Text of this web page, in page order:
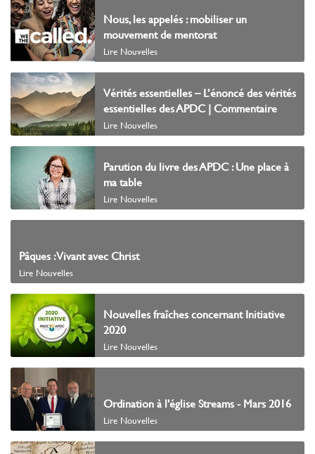
Nous, les appelés : mobiliser un
mouvement de mentorat
Lire Nouvelles
Vérités essentielles – L’énoncé des vérités
essentielles des APDC | Commentaire
Lire Nouvelles
Parution du livre des APDC : Une place à
ma table
Lire Nouvelles
Pâques : Vivant avec Christ
Lire Nouvelles
Nouvelles fraîches concernant Initiative
2020
Lire Nouvelles
Ordination à l'église Streams - Mars 2016
Lire Nouvelles